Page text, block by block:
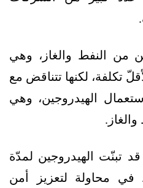
من النفط والغاز، وهي
تكلفة، لكنها تتناقض مع
الهيدروجين، وهي
قد تبنّت الهيدروجين لمدّة
في محاولة لتعزيز أمن